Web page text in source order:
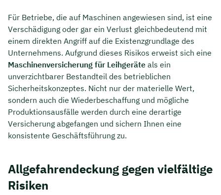
Für Betriebe, die auf Maschinen angewiesen sind, ist eine
Verschädigung oder gar ein Verlust gleichbedeutend mit
einem direkten Angriff auf die Existenzgrundlage des
Unternehmens. Aufgrund dieses Risikos erweist sich eine
Maschinenversicherung für Leihgeräte als ein
unverzichtbarer Bestandteil des betrieblichen
Sicherheitskonzeptes. Nicht nur der materielle Wert,
sondern auch die Wiederbeschaffung und mögliche
Produktionsausfälle werden durch eine derartige
Versicherung abgefangen und sichern Ihnen eine
konsistente Geschäftsführung zu.
Allgefahrendeckung gegen vielfältige
Risiken